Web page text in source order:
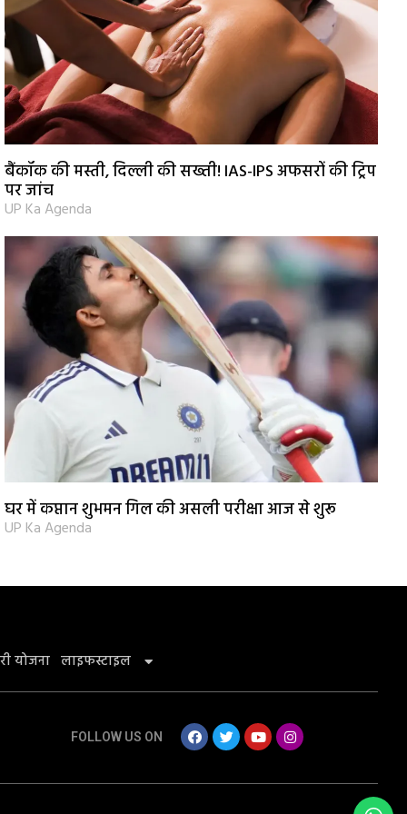
बैंकॉक की मस्ती, दिल्ली की सख्ती! IAS-IPS अफसरों की ट्रिप
पर जांच
UP Ka Agenda
घर में कप्तान शुभमन गिल की असली परीक्षा आज से शुरू
UP Ka Agenda
योजना लाइफस्टाइल
FOLLOW US ON